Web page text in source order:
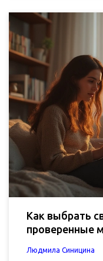
Как выбрать
проверенные
Людмила Синицина